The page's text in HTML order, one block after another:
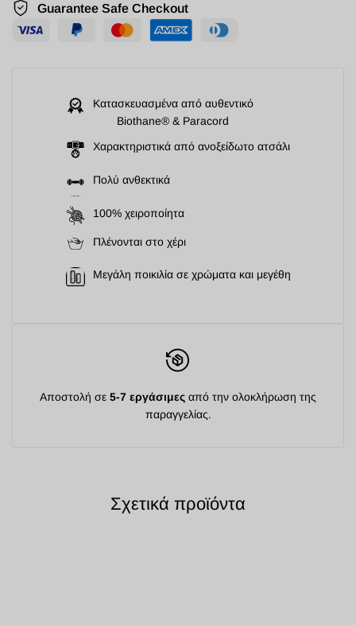
Guarantee Safe Checkout
Κατασκευασμένα από αυθεντικό
Biothane® & Paracord
Χαρακτηριστικά από ανοξείδωτο ατσάλι
Πολύ ανθεκτικά
100% χειροποίητα
Πλένονται στο χέρι
Μεγάλη ποικιλία σε χρώματα και μεγέθη
Αποστολή σε 5-7 εργάσιμες από την ολοκλήρωση της
παραγγελίας.
Σχετικά προϊόντα